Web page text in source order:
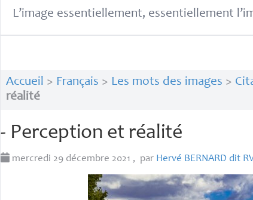
L’image essentiellement, essentiellement
Accueil > Français > Les mots des images >
réalité
- Perception et réalité
mercredi 29 décembre 2021 , par Hervé BERNARD dit